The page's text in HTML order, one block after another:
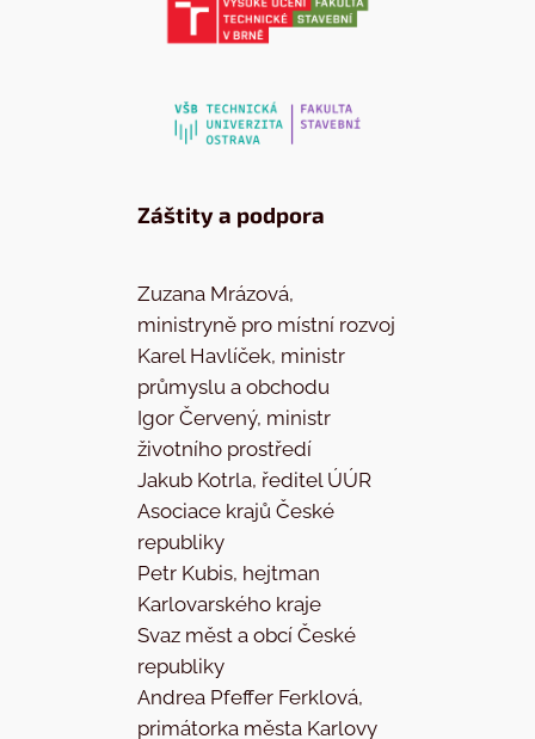
Záštity a podpora
Zuzana Mrázová,
ministryně pro místní rozvoj
Karel Havlíček, ministr
průmyslu a obchodu
Igor Červený, ministr
životního prostředí
Jakub Kotrla, ředitel ÚÚR
Asociace krajů České
republiky
Petr Kubis, hejtman
Karlovarského kraje
Svaz měst a obcí České
republiky
Andrea Pfeffer Ferklová,
primátorka města Karlovy